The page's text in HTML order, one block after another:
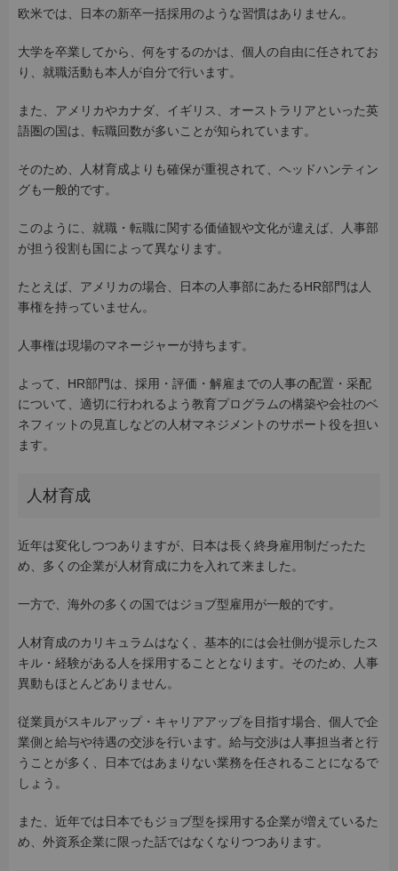
欧米では、日本の新卒一括採用のような習慣はありません。
大学を卒業してから、何をするのかは、個人の自由に任されてお
り、就職活動も本人が自分で行います。
また、アメリカやカナダ、イギリス、オーストラリアといった英
語圏の国は、転職回数が多いことが知られています。
そのため、人材育成よりも確保が重視されて、ヘッドハンティン
グも一般的です。
このように、就職・転職に関する価値観や文化が違えば、人事部
が担う役割も国によって異なります。
たとえば、アメリカの場合、日本の人事部にあたるHR部門は人
事権を持っていません。
人事権は現場のマネージャーが持ちます。
よって、HR部門は、採用・評価・解雇までの人事の配置・采配
について、適切に行われるよう教育プログラムの構築や会社のベ
ネフィットの見直しなどの人材マネジメントのサポート役を担い
ます。
人材育成
近年は変化しつつありますが、日本は長く終身雇用制だったた
め、多くの企業が人材育成に力を入れて来ました。
一方で、海外の多くの国ではジョブ型雇用が一般的です。
人材育成のカリキュラムはなく、基本的には会社側が提示したス
キル・経験がある人を採用することとなります。そのため、人事
異動もほとんどありません。
従業員がスキルアップ・キャリアアップを目指す場合、個人で企
業側と給与や待遇の交渉を行います。給与交渉は人事担当者と行
うことが多く、日本ではあまりない業務を任されることになるで
しょう。
また、近年では日本でもジョブ型を採用する企業が増えているた
め、外資系企業に限った話ではなくなりつつあります。